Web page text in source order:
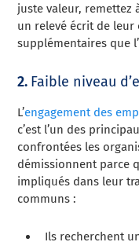
juste valeur, remettez
un relevé écrit de leur
supplémentaires que
2. Faible niveau
L’engagement des
c’est l’un des
confrontées les
démissionnent parce
impliqués dans leur
communs :
Ils recherchent